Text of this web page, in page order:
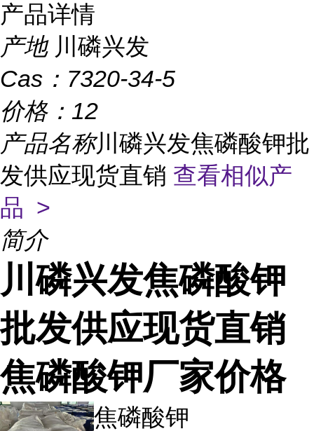
产品详情
产地 川磷兴发
Cas： 7320-34-5
价格： 12
产品名称川磷兴发焦磷酸钾批
发供应现货直销 查看相似产
品 >
简介
川磷兴发焦磷酸钾
批发供应现货直销
焦磷酸钾厂家价格
焦磷酸钾